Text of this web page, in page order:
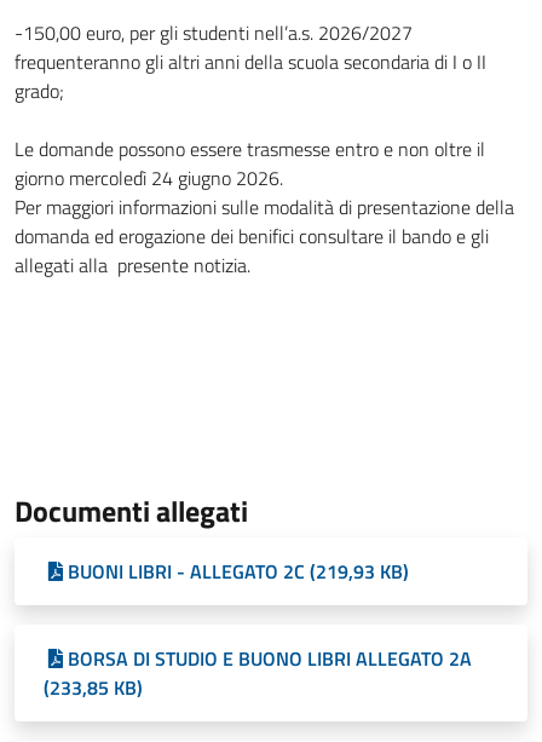
-150,00 euro, per gli studenti nell’a.s. 2026/2027
frequenteranno gli altri anni della scuola secondaria di I o II
grado;
Le domande possono essere trasmesse entro e non oltre il
giorno mercoledì 24 giugno 2026.
Per maggiori informazioni sulle modalità di presentazione della
domanda ed erogazione dei benifici consultare il bando e gli
allegati alla presente notizia.
Documenti allegati
BUONI LIBRI - ALLEGATO 2C (219,93 KB)
BORSA DI STUDIO E BUONO LIBRI ALLEGATO 2A
(233,85 KB)